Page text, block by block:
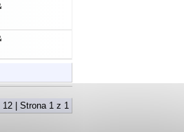
| Strona 1z 1